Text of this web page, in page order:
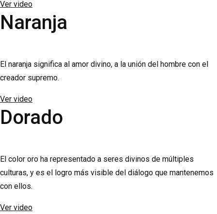
Ver video
Naranja
El naranja significa al amor divino, a la unión del hombre con el
creador supremo.
Ver video
Dorado
El color oro ha representado a seres divinos de múltiples
culturas, y es el logro más visible del diálogo que mantenemos
con ellos.
Ver video